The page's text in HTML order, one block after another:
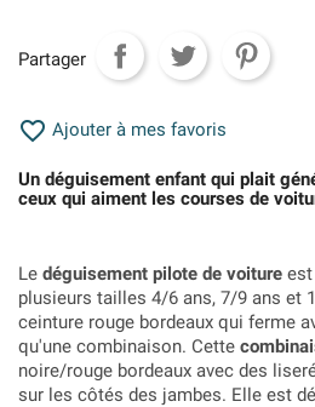
Partager
 Ajouter à mes favoris
Un déguisement enfant qui plait
ceux qui aiment les courses de
Le déguisement pilote de voiture
plusieurs tailles 4/6 ans, 7/9 ans et
ceinture rouge bordeaux qui ferme
qu'une combinaison. Cette
noire/rouge bordeaux avec des
sur les côtés des jambes. Elle est